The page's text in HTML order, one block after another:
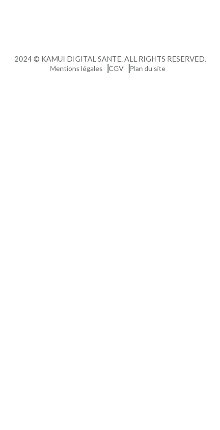
2024 © KAMUI DIGITAL SANTE. ALL RIGHTS RESERVED.
Mentions légales CGV Plan du site